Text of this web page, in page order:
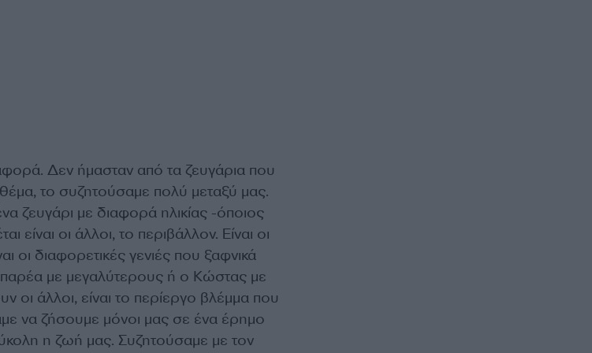
Δεν ήμασταν από τα ζευγάρια που
το συζητούσαμε πολύ μεταξύ μας.
ζευγάρι με διαφορά ηλικίας -όποιος
είναι οι άλλοι, το περιβάλλον. Είναι οι
οι διαφορετικές γενιές που ξαφνικά
με μεγαλύτερους ή ο Κώστας με
οι άλλοι, είναι το περίεργο βλέμμα που
να ζήσουμε μόνοι μας σε ένα έρημο
η ζωή μας. Συζητούσαμε με τον